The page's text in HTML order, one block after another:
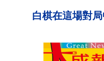
白棋在這場對